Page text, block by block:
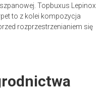
Topbuxus Lepinox
to z kolei kompozycja
rozprzestrzenianiem się